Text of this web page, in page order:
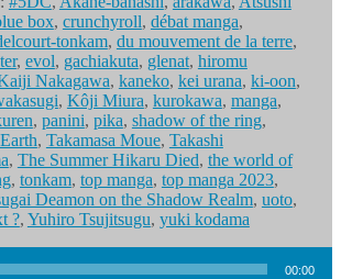
box, crunchyroll, débat manga,
tonkam, du mouvement de la terre,
, evol, gachiakuta, glenat, hiromu
Nakagawa, kaneko, kei urana, ki-oon,
, Kôji Miura, kurokawa, manga,
, panini, pika, shadow of the ring,
, Takamasa Moue, Takashi
, The Summer Hikaru Died, the world of
, tonkam, top manga, top manga 2023,
Deamon on the Shadow Realm, uoto,
?, Yuhiro Tsujitsugu, yuki kodama
00:00